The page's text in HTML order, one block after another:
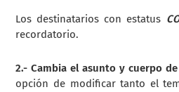
Los destinatarios con estatus
recordatorio.
2.- Cambia el asunto y cuerpo
opción de modificar tanto el